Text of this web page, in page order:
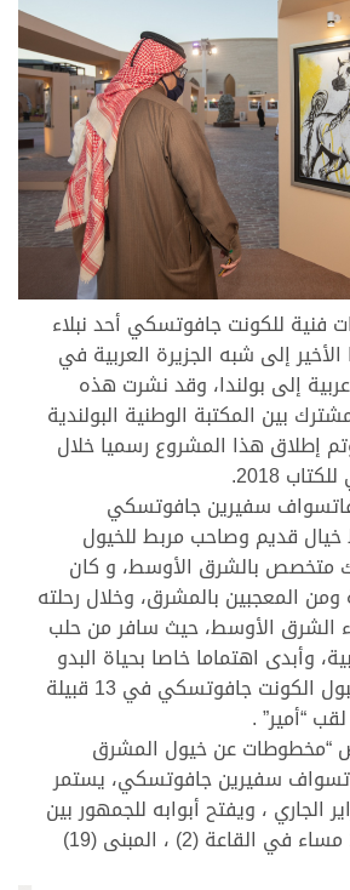
للكونت جافوتسكي أحد نبلاء
إلى شبه الجزيرة العربية في
خيول عربية إلى بولندا، وقد نشرت هذه
بين المكتبة الوطنية البولندية
إطلاق هذا المشروع رسميا خلال
2018.
سفيرين جافوتسكي
قديم وصاحب مربط للخيول
متخصص بالشرق الأوسط، و كان
ومن المعجبين بالمشرق، وخلال رحلته
الشرق الأوسط، حيث سافر من حلب
وأبدى اهتماما خاصا بحياة البدو
وتقاليدهم، كما تم قبول الكونت جافوتسكي في 13 قبيلة
“أمير” .
“مخطوطات عن خيول المشرق
سفيرين جافوتسكي، يستمر
، ويفتح أبوابه للجمهور بين
الساعة 10 صباحا و10 مساء في القاعة (2) ، المبنى (19)